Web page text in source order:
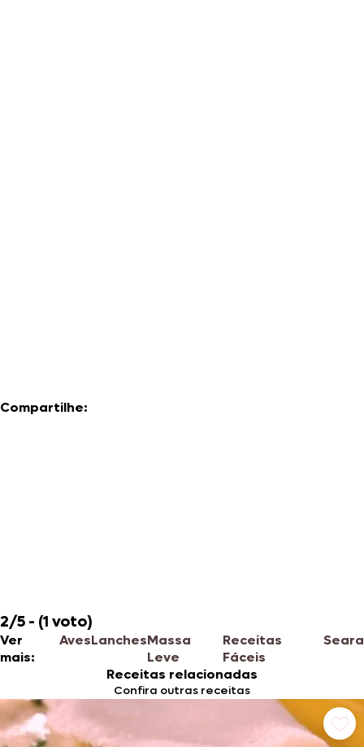
Compartilhe:
2/5 - (1 voto)
Ver
mais:
AvesLanchesMassa
Leve
Receitas
Fáceis
Seara
Receitas relacionadas
Confira outras receitas